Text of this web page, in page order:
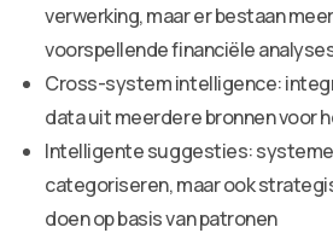
verwerking, maar er bestaan
voorspellende financiële
Cross-system intelligence:
data uit meerdere bronnen voor
Intelligente suggesties:
categoriseren, maar ook
doen op basis van patronen